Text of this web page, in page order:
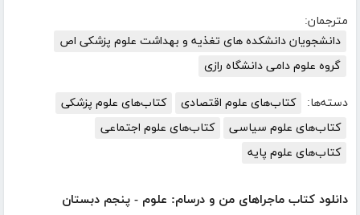
مترجمان:
دانشجویان دانشکده های تغذیه و بهداشت علوم پزشکی اص
گروه علوم دامی دانشگاه رازی
دسته‌ها: کتاب‌های علوم اقتصادی
کتاب‌های علوم پزشکی
کتاب‌های علوم سیاسی
کتاب‌های علوم اجتماعی
کتاب‌های علوم پایه
دانلود کتاب ماجراهای من و درسام: علوم - پنجم دبستان